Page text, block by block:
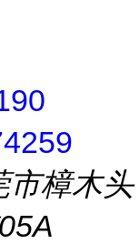
市樟木头